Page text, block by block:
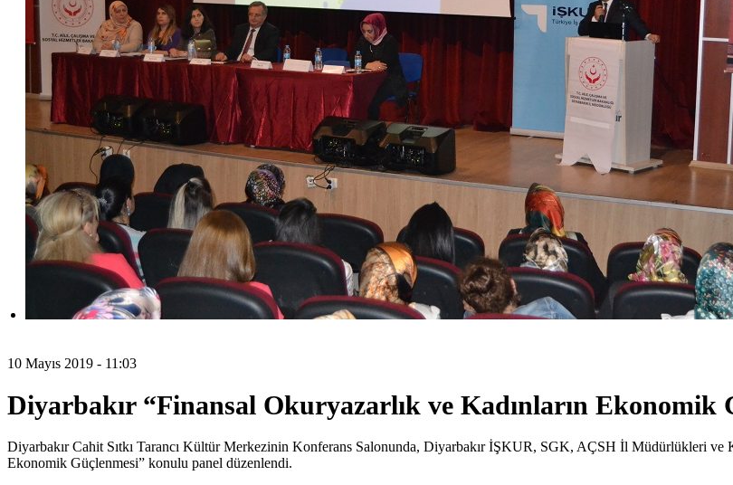
10 Mayıs 2019 - 11:03
Diyarbakır “Finansal Okuryazarlık ve Kadınların Ekonomik
Diyarbakır Cahit Sıtkı Tarancı Kültür Merkezinin Konferans Salonunda, Diyarbakır İŞKUR, SGK, AÇSH İl Müdürlükleri ve
Ekonomik Güçlenmesi” konulu panel düzenlendi.